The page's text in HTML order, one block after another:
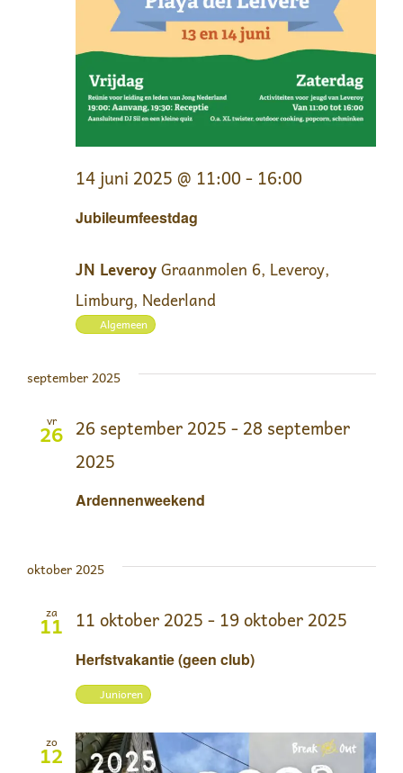
Jubileumfeestdag
14 juni 2025 @ 11:00- 16:00
JN LeveroyGraanmolen 6, Leveroy,
Limburg, Nederland
Algemeen
september 2025
vr
26
Ardennenweekend
26 september 2025 - 28 september
2025
oktober 2025
za
11
Herfstvakantie (geen club)
11 oktober 2025 - 19 oktober 2025
Junioren
zo
12